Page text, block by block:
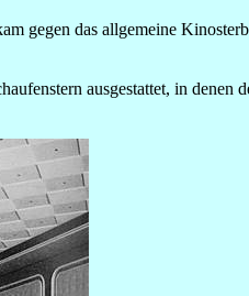
gegen das allgemeine
ausgestattet, in